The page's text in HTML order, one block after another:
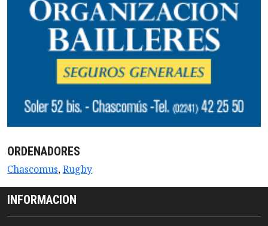
ORDENADORES
Chascomus,Rugby
INFORMACION